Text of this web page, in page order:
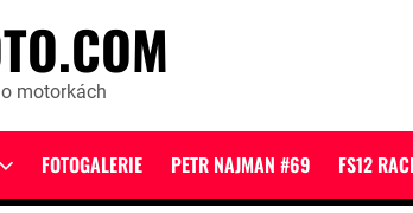
motorkách
Show
FOTOGALERIE PETR NAJMAN #69 FS12